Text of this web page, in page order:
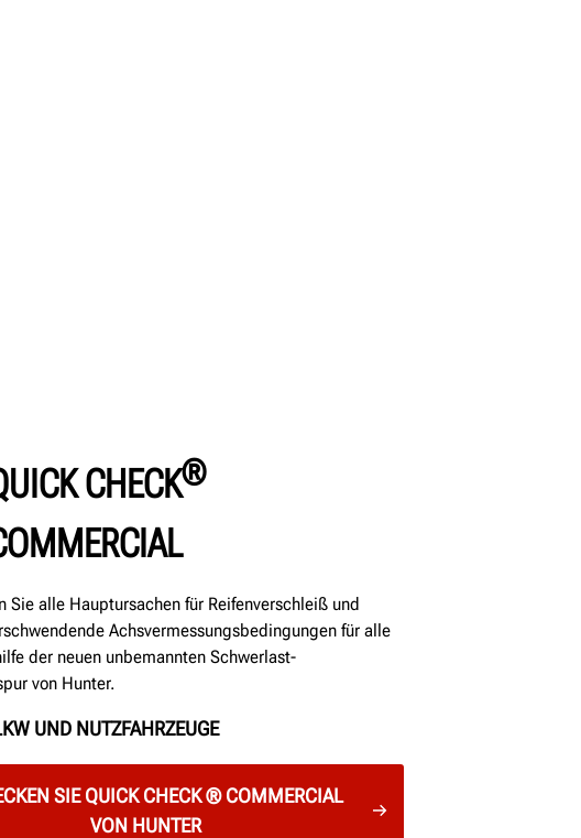
CHECK®
Sie alle Hauptursachen für Reifenverschleiß und
Achsvermessungsbedingungen für alle
der neuen unbemannten Schwerlast-
von Hunter.
UND NUTZFAHRZEUGE
SIE QUICK CHECK ® COMMERCIAL
VON HUNTER